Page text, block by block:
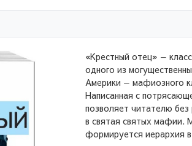
«Крестный отец» —
одного из
Америки — мафиозного
Написанная с
позволяет читателю без
в святая святых мафии.
формируется иерархия